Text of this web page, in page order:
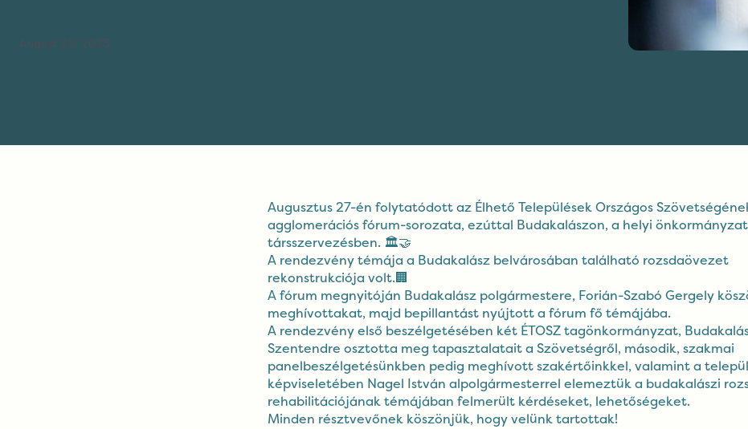
August 28, 2025
Augusztus 27-én folytatódott az Élhető Települések Országos
agglomerációs fórum-sorozata, ezúttal Budakalászon, a helyi
társszervezésben. 🏛️🤝
A rendezvény témája a Budakalász belvárosában található rozsdaövezet
rekonstrukciója volt.🏢
A fórum megnyitóján Budakalász polgármestere, Forián-Szabó Gergely
meghívottakat, majd bepillantást nyújtott a fórum fő témájába.
A rendezvény első beszélgetésében két ÉTOSZ tagönkormányzat,
Szentendre osztotta meg tapasztalatait a Szövetségről, második, szakmai
panelbeszélgetésünkben pedig meghívott szakértőinkkel, valamint a
képviseletében Nagel István alpolgármesterrel elemeztük a budakalászi
rehabilitációjának témájában felmerült kérdéseket, lehetőségeket.
Minden résztvevőnek köszönjük, hogy velünk tartottak!